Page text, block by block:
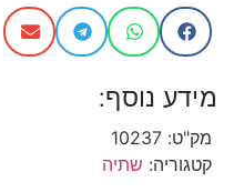
מידע נוסף:
מק"ט: 10237
קטגוריה: שתיה